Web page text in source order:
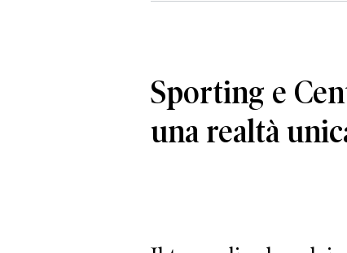
Sporting e
una realtà